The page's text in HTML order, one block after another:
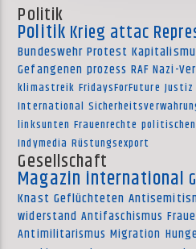
Politik
Politik Krieg attac
Bundeswehr Protest
Gefangenen prozess RAF Nazi-
klimastreik FridaysForFuture Justiz
International
linksunten Frauenrechte
Indymedia Rüstungsexport
Gesellschaft
Magazin international
Knast Geflüchteten
widerstand Antifaschismus
Antimilitarismus Migration